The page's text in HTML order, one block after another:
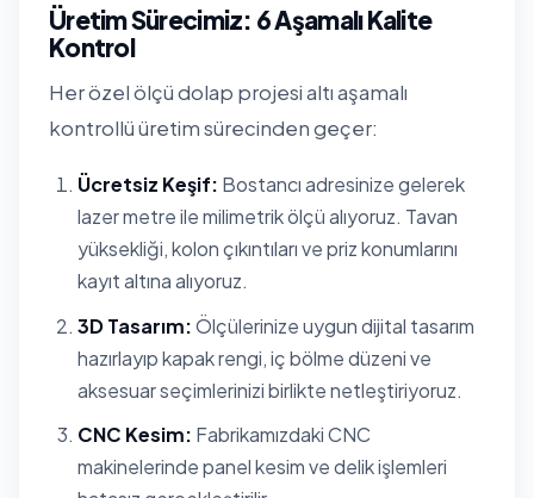
Üretim Sürecimiz: 6 Aşamalı Kalite
Kontrol
Her özel ölçü dolap projesi altı aşamalı
kontrollü üretim sürecinden geçer:
Ücretsiz Keşif: Bostancı adresinize gelerek
lazer metre ile milimetrik ölçü alıyoruz. Tavan
yüksekliği, kolon çıkıntıları ve priz konumlarını
kayıt altına alıyoruz.
3D Tasarım:Ölçülerinize uygun dijital tasarım
hazırlayıp kapak rengi, iç bölme düzeni ve
aksesuar seçimlerinizi birlikte netleştiriyoruz.
CNC Kesim: Fabrikamızdaki CNC
makinelerinde panel kesim ve delik işlemleri